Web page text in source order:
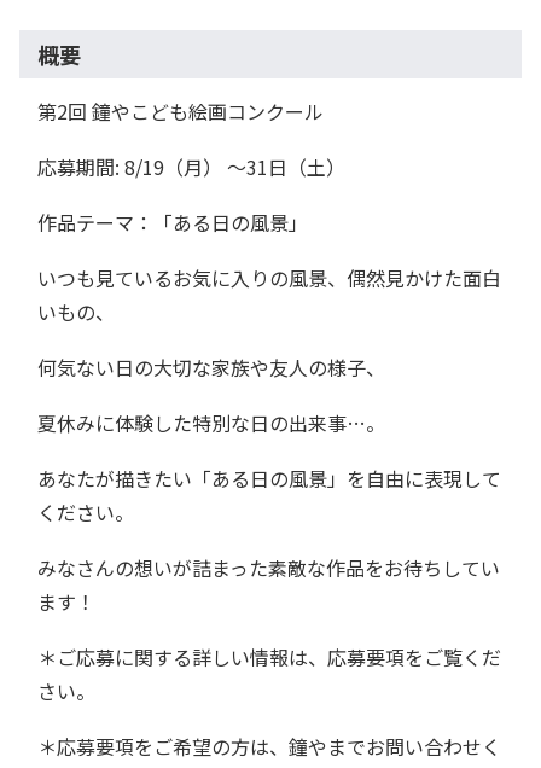
概要
第2回 鐘やこども絵画コンクール
応募期間: 8/19（月） 〜31日（土）
作品テーマ：「ある日の風景」
いつも見ているお気に入りの風景、偶然見かけた面白
いもの、
何気ない日の大切な家族や友人の様子、
夏休みに体験した特別な日の出来事…。
あなたが描きたい「ある日の風景」を自由に表現して
ください。
みなさんの想いが詰まった素敵な作品をお待ちしてい
ます！
＊ご応募に関する詳しい情報は、応募要項をご覧くだ
さい。
＊応募要項をご希望の方は、鐘やまでお問い合わせく